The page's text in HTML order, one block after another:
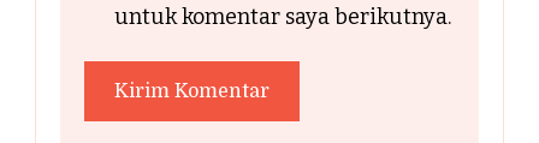
untuk komentar saya berikutnya.